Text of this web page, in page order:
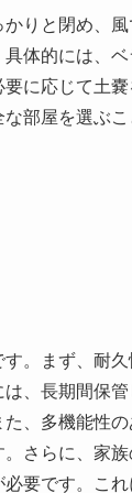
りと閉め、
体的には、
に応じて土
部屋を選ぶ
。まず、耐
、長期間保
、多機能性
さらに、家
要です。こ